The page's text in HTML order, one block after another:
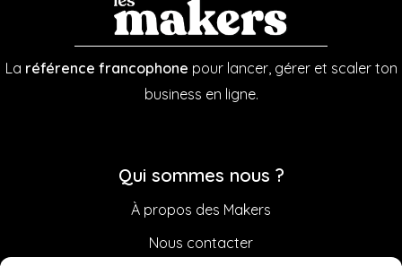
La référence francophone pour lancer, gérer et scaler ton
business en ligne.
Qui sommes nous ?
À propos des Makers
Nous contacter